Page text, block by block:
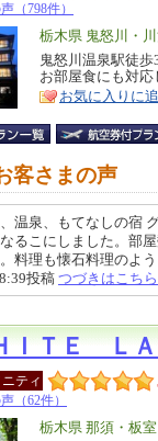
（798件）
エ
リ
ア
栃木県 鬼怒川・
特
徴
鬼怒川温泉駅徒
お部屋食にも対
お気に入りに
客さまの声
温泉、もてなしの宿
るこにしました。部
。料理も懐石料理のよ
投稿 つづきはこちら
ＩＴＥ Ｌ
ティ
（62件）
エ
栃木県 那須・板